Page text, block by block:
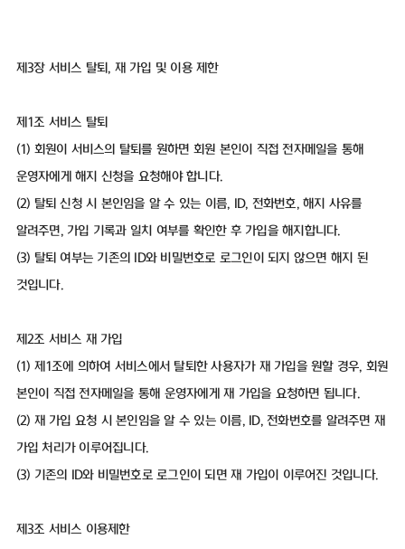
제3장 서비스 탈퇴, 재 가입 및 이용 제한
제1조 서비스 탈퇴
(1) 회원이 서비스의 탈퇴를 원하면 회원 본인이 직접 전자메일을 통해
운영자에게 해지 신청을 요청해야 합니다.
(2) 탈퇴 신청 시 본인임을 알 수 있는 이름, ID, 전화번호, 해지 사유를
알려주면, 가입 기록과 일치 여부를 확인한 후 가입을 해지합니다.
(3) 탈퇴 여부는 기존의 ID와 비밀번호로 로그인이 되지 않으면 해지 된
것입니다.
제2조 서비스 재 가입
(1) 제1조에 의하여 서비스에서 탈퇴한 사용자가 재 가입을 원할 경우, 회원
본인이 직접 전자메일을 통해 운영자에게 재 가입을 요청하면 됩니다.
(2) 재 가입 요청 시 본인임을 알 수 있는 이름, ID, 전화번호를 알려주면 재
가입 처리가 이루어집니다.
(3) 기존의 ID와 비밀번호로 로그인이 되면 재 가입이 이루어진 것입니다.
제3조 서비스 이용제한